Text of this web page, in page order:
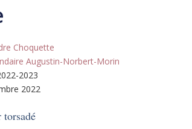
Choquette
Augustin-Norbert-Morin
2023
2022